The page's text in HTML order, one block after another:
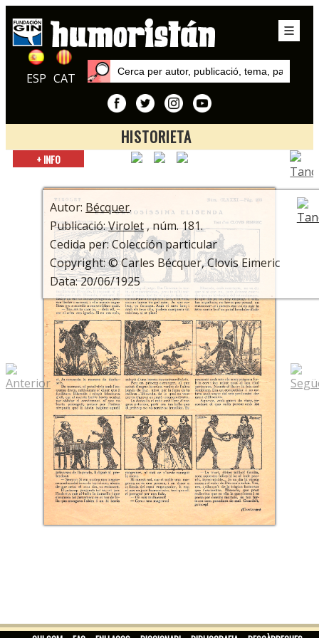
ESP CAT
HISTORIETA
Inici
Virolet
+ INFO
Autor: Bécquer.
Publicació:Virolet, núm. 181.
Cedida per: Colección particular
Copyright: © Carles Bécquer, Clovis Eimeric
Data: 20/06/1925